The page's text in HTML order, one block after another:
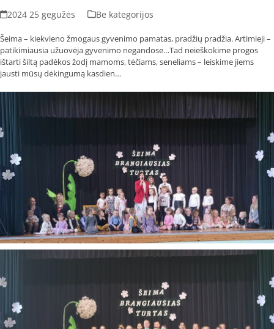
2024 25 gegužės Be kategorijos
Šeima – kiekvieno žmogaus gyvenimo pamatas, pradžių pradžia. Artimieji –
patikimiausia užuovėja gyvenimo negandose…Tad neieškokime progos
ištarti šiltą padėkos žodį mamoms, tėčiams, seneliams – leiskime jiems
jausti mūsų dėkingumą kasdien…